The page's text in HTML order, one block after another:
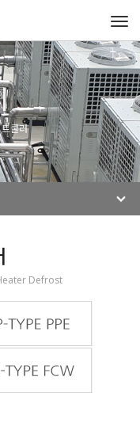
트쿨러
Defrost